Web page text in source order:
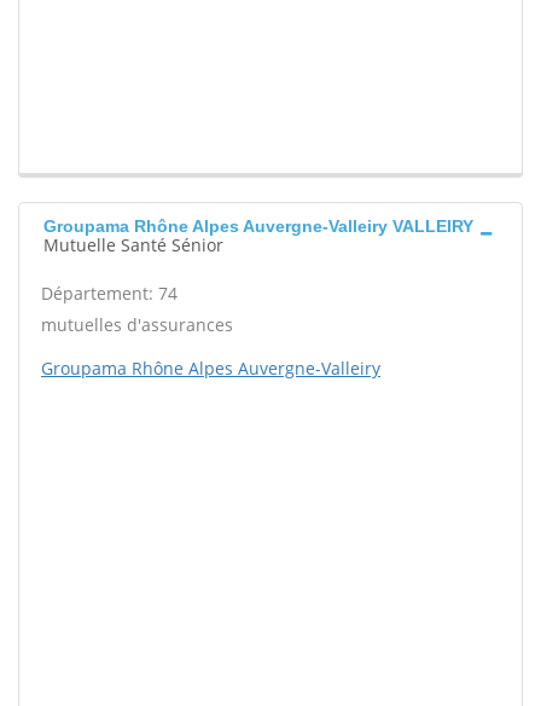
Groupama Rhône Alpes Auvergne-Valleiry VALLEIRY
Mutuelle Santé Sénior
Département: 74
mutuelles d'assurances
Groupama Rhône Alpes Auvergne-Valleiry